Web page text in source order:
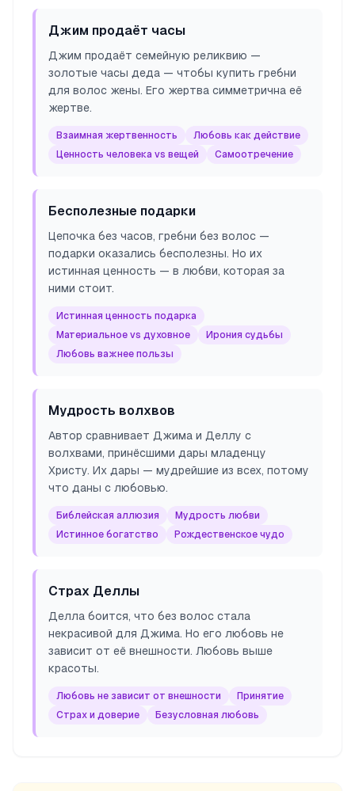
Джим продаёт часы
Джим продаёт семейную реликвию —
золотые часы деда — чтобы купить гребни
для волос жены. Его жертва симметрична её
жертве.
Взаимная жертвенность
Любовь как действие
Ценность человека vs вещей
Самоотречение
Бесполезные подарки
Цепочка без часов, гребни без волос —
подарки оказались бесполезны. Но их
истинная ценность — в любви, которая за
ними стоит.
Истинная ценность подарка
Материальное vs духовное
Ирония судьбы
Любовь важнее пользы
Мудрость волхвов
Автор сравнивает Джима и Деллу с
волхвами, принёсшими дары младенцу
Христу. Их дары — мудрейшие из всех, потому
что даны с любовью.
Библейская аллюзия
Мудрость любви
Истинное богатство
Рождественское чудо
Страх Деллы
Делла боится, что без волос стала
некрасивой для Джима. Но его любовь не
зависит от её внешности. Любовь выше
красоты.
Любовь не зависит от внешности
Принятие
Страх и доверие
Безусловная любовь